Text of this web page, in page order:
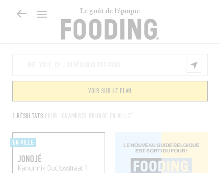
Le goût de l’époque
1 RÉSULTATS POUR "CHAMBRES BRUGGE EN VILLE"
VOIR SUR LE PLAN
EN VILLE
JONOJÉ
Kanunnik Duclosstraat 1